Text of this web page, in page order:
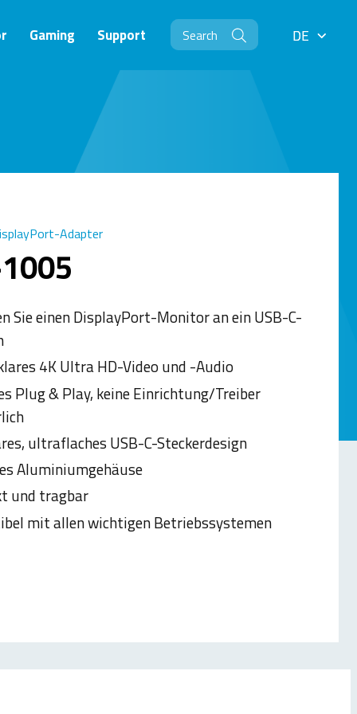
Gaming Support DE
DE
Adapter
Sie einen DisplayPort-Monitor an ein USB-C-
4K Ultra HD-Video und -Audio
Plug & Play, keine Einrichtung/Treiber
ultraflaches USB-C-Steckerdesign
Aluminiumgehäuse
und tragbar
mit allen wichtigen Betriebssystemen